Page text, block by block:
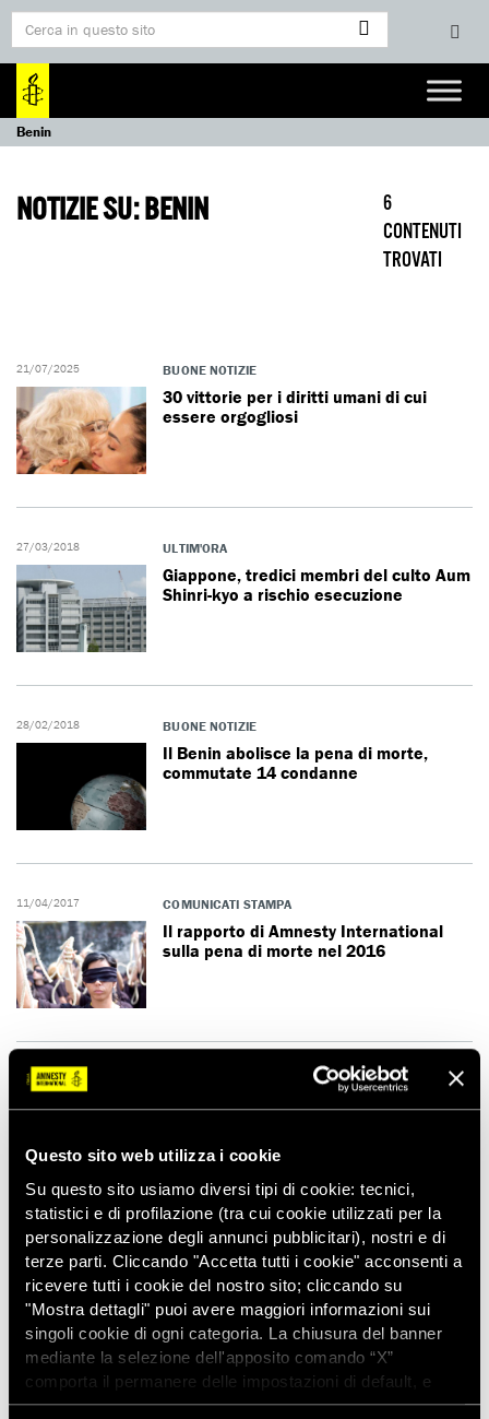
Questo sito web utilizza i cookie
Su questo sito usiamo diversi tipi di cookie: tecnici,
statistici e di profilazione (tra cui cookie utilizzati per la
personalizzazione degli annunci pubblicitari), nostri e di
terze parti. Cliccando "Accetta tutti i cookie" acconsenti a
ricevere tutti i cookie del nostro sito; cliccando su
"Mostra dettagli" puoi avere maggiori informazioni sui
singoli cookie di ogni categoria. La chiusura del banner
mediante la selezione dell'apposito comando “X”
comporta il permanere delle impostazioni di default, e
dunque la continuazione della navigazione con i cookie
Benin
NOTIZIE SU: BENIN
6
CONTENUTI
TROVATI
21/07/2025 BUONE NOTIZIE
30 vittorie per i diritti umani di cui
essere orgogliosi
27/03/2018 ULTIM'ORA
Giappone, tredici membri del culto Aum
Shinri-kyo a rischio esecuzione
28/02/2018 BUONE NOTIZIE
Il Benin abolisce la pena di morte,
commutate 14 condanne
11/04/2017 COMUNICATI STAMPA
Il rapporto di Amnesty International
sulla pena di morte nel 2016
ISCRIVITI
SEGUI I CANALI SOCIAL UFFICIALI
X
amnestyitalia
Facebook
AmnestyInternationalItalia
YouTube